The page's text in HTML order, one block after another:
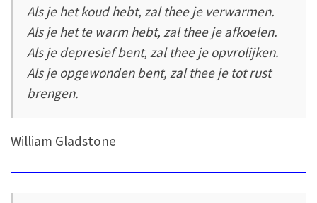
Als je het koud hebt, zal thee je verwarmen.
Als je het te warm hebt, zal thee je afkoelen.
Als je depresief bent, zal thee je opvrolijken.
Als je opgewonden bent, zal thee je tot rust
brengen.
William Gladstone